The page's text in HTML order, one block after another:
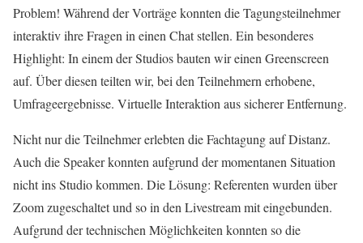
Problem! Während der Vorträge konnten die Tagungsteilnehmer
interaktiv ihre Fragen in einen Chat stellen. Ein besonderes
Highlight: In einem der Studios bauten wir einen Greenscreen
auf. Über diesen teilten wir, bei den Teilnehmern erhobene,
Umfrageergebnisse. Virtuelle Interaktion aus sicherer Entfernung.
Nicht nur die Teilnehmer erlebten die Fachtagung auf Distanz.
Auch die Speaker konnten aufgrund der momentanen Situation
nicht ins Studio kommen. Die Lösung: Referenten wurden über
Zoom zugeschaltet und so in den Livestream mit eingebunden.
Aufgrund der technischen Möglichkeiten konnten so die